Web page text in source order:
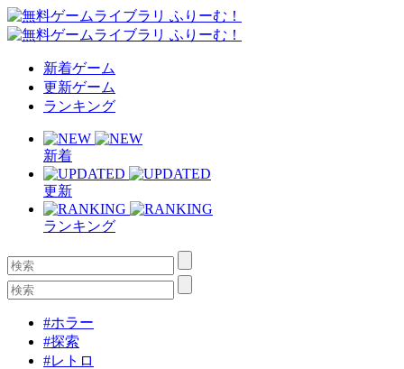
新着ゲーム
更新ゲーム
ランキング
新着
更新
ランキング
#ホラー
#探索
#レトロ